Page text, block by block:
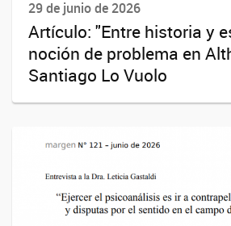
29 de junio de 2026
Artículo: "Entre historia y
noción de problema en
Santiago Lo Vuolo